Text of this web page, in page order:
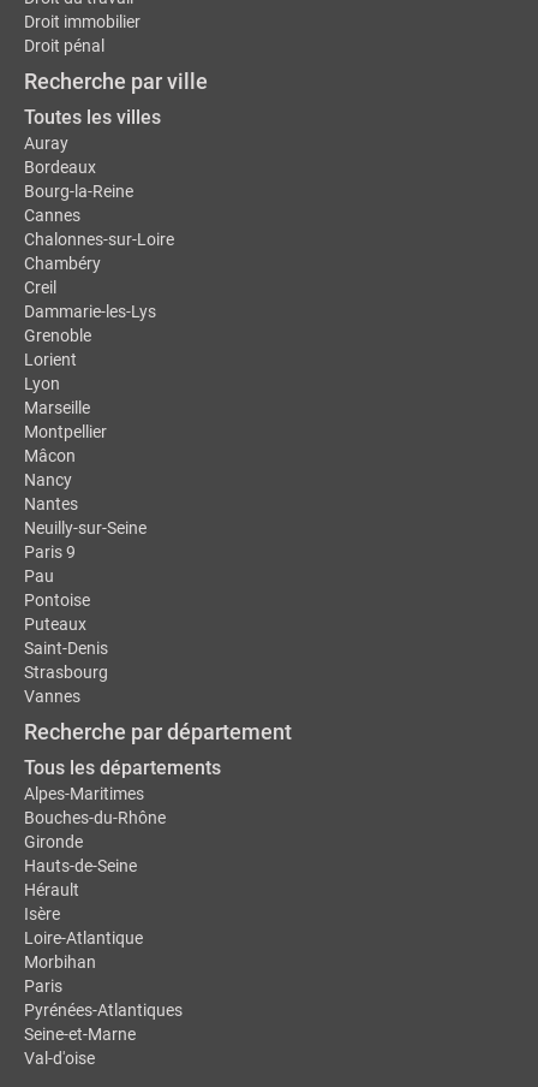
Droit immobilier
Droit pénal
Recherche par ville
Toutes les villes
Auray
Bordeaux
Bourg-la-Reine
Cannes
Chalonnes-sur-Loire
Chambéry
Creil
Dammarie-les-Lys
Grenoble
Lorient
Lyon
Marseille
Montpellier
Mâcon
Nancy
Nantes
Neuilly-sur-Seine
Paris 9
Pau
Pontoise
Puteaux
Saint-Denis
Strasbourg
Vannes
Recherche par département
Tous les départements
Alpes-Maritimes
Bouches-du-Rhône
Gironde
Hauts-de-Seine
Hérault
Isère
Loire-Atlantique
Morbihan
Paris
Pyrénées-Atlantiques
Seine-et-Marne
Val-d'oise